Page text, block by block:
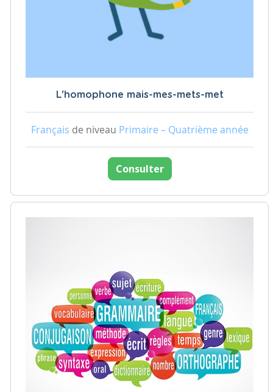
L'homophone mais-mes-mets-met
Français de niveau Primaire – Quatrième année
Consulter